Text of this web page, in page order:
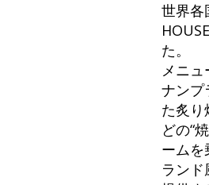
世界各
た。
メニ
ナン
た炙
どの“
ーム
ラン